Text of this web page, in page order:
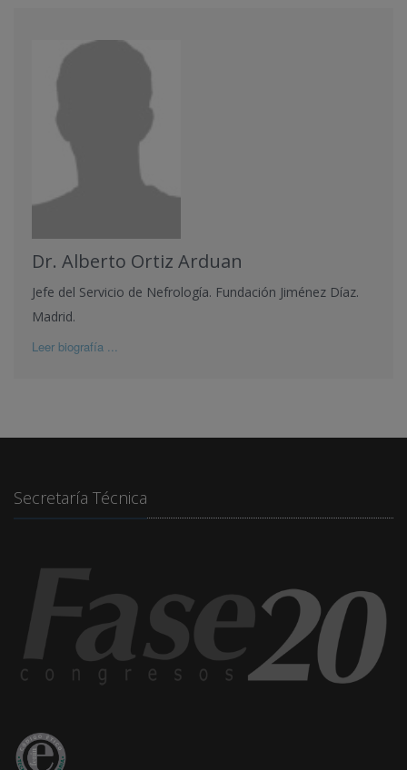
Dr. Alberto Ortiz Arduan
Jefe del Servicio de Nefrología. Fundación Jiménez Díaz.
Madrid.
Leer biografía ...
Secretaría Técnica